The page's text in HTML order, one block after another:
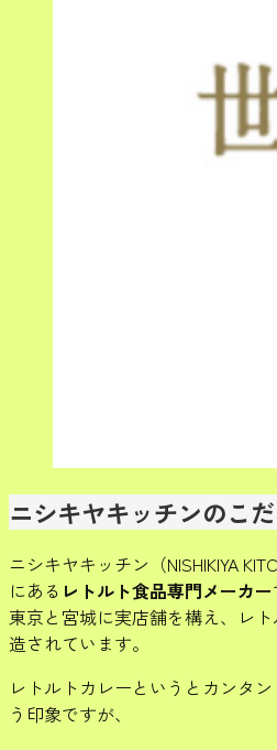
ニシキヤキッチンのこ
ニシキヤキッチン（NISHIKIYA
にある レトルト食品専門メーカー
東京と宮城に実店舗を構え、レ
造されています。
レトルトカレーというとカンタ
う印象ですが、